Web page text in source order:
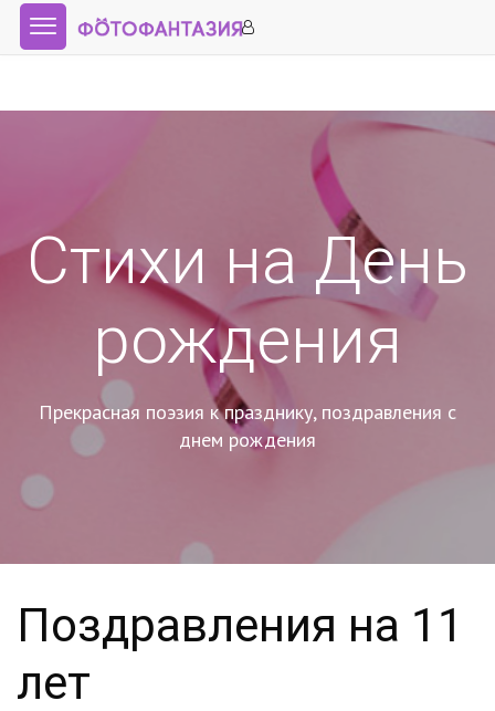
Стихи на День
рождения
Прекрасная поэзия к празднику, поздравления с
днем рождения
Поздравления на 11
лет